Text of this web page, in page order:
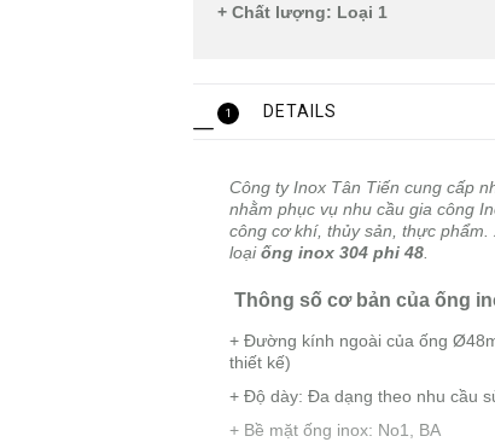
+ Chất lượng: Loại 1
1 DETAILS
Công ty Inox Tân Tiến cung cấp
nhằm phục vụ nhu cầu gia công
công cơ khí, thủy sản, thực
loạiống inox 304 phi 48.
Thông số cơ bản của ống
+ Đường kính ngoài của ống
thiết kế)
+ Độ dày: Đa dạng theo nhu cầu
+ Bề mặt ống inox: No1, BA